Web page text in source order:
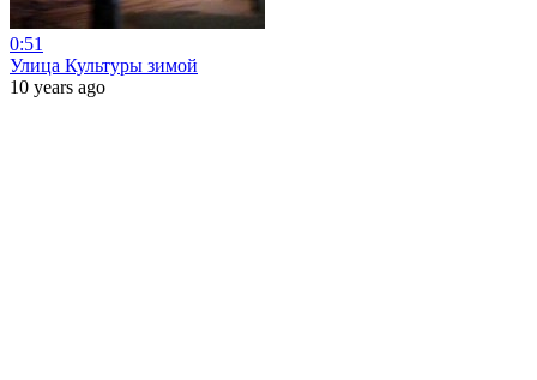
0:51
Улица Культуры зимой
10 years ago